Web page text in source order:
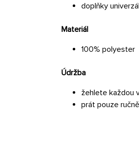
doplňky
Materiál
100% polyester
Údržba
žehlete každou
prát pouze ručně